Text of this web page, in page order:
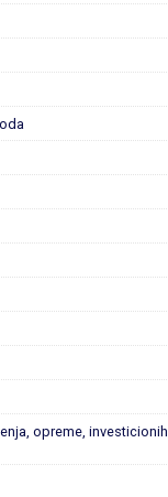
opreme, investicionih